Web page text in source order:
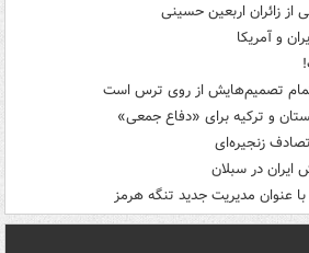
زائران اربعین حسینی
و آمریکا
تمام تصمیم‌هایش از روی ترس است
و ترکیه برای «دفاع جمعی»
در سبلان
عنوان مدیریت جدید تنگه هرمز